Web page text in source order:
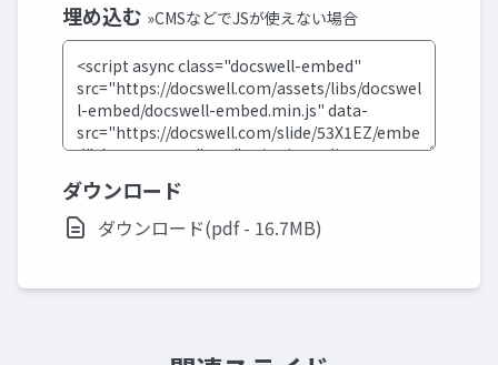
埋め込む »CMSなどでJSが使えない場合
ダウンロード
ダウンロード(pdf - 16.7MB)